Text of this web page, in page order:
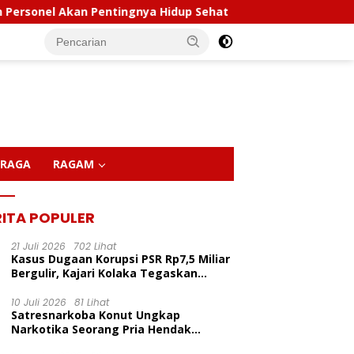
Pentingnya Hidup Sehat Polda Sultra Musnahkan
RAGAM
Inisiasi Program
POPULER
21 Juli 2026 702 Lihat
Kasus Dugaan Korupsi PSR Rp7,5 Miliar
Bergulir, Kajari Kolaka Tegaskan
10 Juli 2026 81 Lihat
Satresnarkoba Konut Ungkap
Narkotika Seorang Pria Hendak